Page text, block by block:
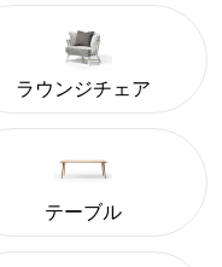
ラウンジチェア
テーブル